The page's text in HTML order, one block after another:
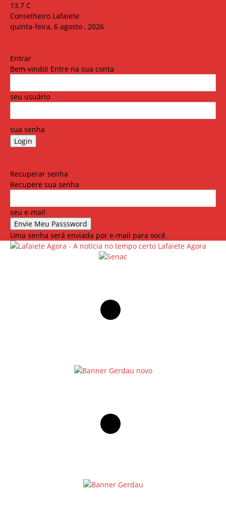
13.7 C
Conselheiro Lafaiete
quinta-feira, 6 agosto , 2026
Entrar
Bem-vindo! Entre na sua conta
seu usuário
sua senha
Recuperar senha
Recupere sua senha
seu e-mail
Uma senha será enviada por e-mail para você.
Lafaiete Agora